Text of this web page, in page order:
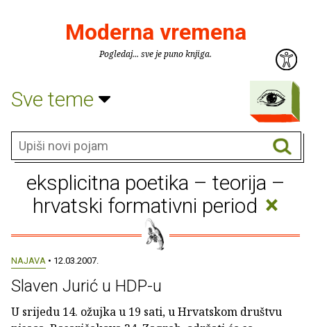
Moderna vremena
Pogledaj... sve je puno knjiga.
Sve teme
eksplicitna poetika – teorija –
hrvatski formativni period ×
NAJAVA • 12.03.2007.
Slaven Jurić u HDP-u
U srijedu 14. ožujka u 19 sati, u Hrvatskom društvu